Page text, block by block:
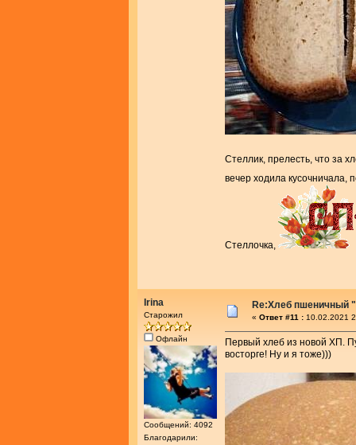
Стеллик, прелесть, что за
вечер ходила кусочничала,
Стеллочка,
Irina
Старожил
Офлайн
Сообщений: 4092
Благодарили:
Re:Хлеб пшеничный
« Ответ #11 : 10.02.2021
Первый хлеб из новой ХП.
восторге! Ну и я тоже)))